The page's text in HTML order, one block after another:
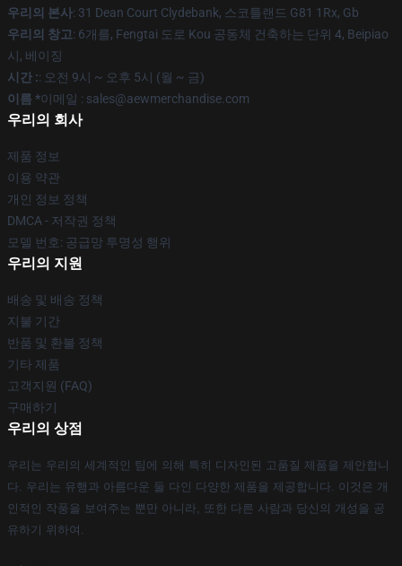
우리의 본사: 31 Dean Court Clydebank, 스코틀랜드 G81 1Rx, Gb
우리의 창고: 6개를, Fengtai 도로 Kou 공동체 건축하는 단위 4, Beipiao
시, 베이징
시간 :: 오전 9시 ~ 오후 5시 (월 ~ 금)
이름 *이메일 : sales@aewmerchandise.com
우리의 회사
제품 정보
이용 약관
개인 정보 정책
DMCA - 저작권 정책
모델 번호: 공급망 투명성 행위
우리의 지원
배송 및 배송 정책
지불 기간
반품 및 환불 정책
기타 제품
고객지원 (FAQ)
구매하기
우리의 상점
우리는 우리의 세계적인 팀에 의해 특히 디자인된 고품질 제품을 제안합니
다. 우리는 유행과 아름다운 둘 다인 다양한 제품을 제공합니다. 이것은 개
인적인 작풍을 보여주는 뿐만 아니라, 또한 다른 사람과 당신의 개성을 공
유하기 위하여.